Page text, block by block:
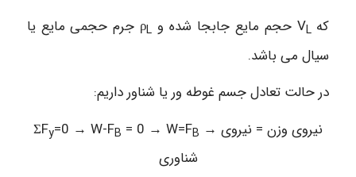
که VL حجم مایع جابجا شده و ρ L
جرم حجمی مایع یا
سیال می باشد.
در حالت تعادل جسم غوطه ور یا شناور داریم:
ΣFy=0 → W-FB = 0 → W=FB → نیروی وزن = نیروی
شناوری